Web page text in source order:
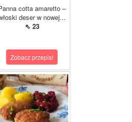
cotta amaretto –
deser w nowej...
⇖ 23
Zobacz przepis!